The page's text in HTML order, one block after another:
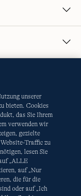
Site Map
unserer
bieten. Cookies
das Sie Ihrem
verwenden wir
gezielte
Traffic zu
lesen Sie
„ALLE
auf „Nur
die für die
oder auf „Ich